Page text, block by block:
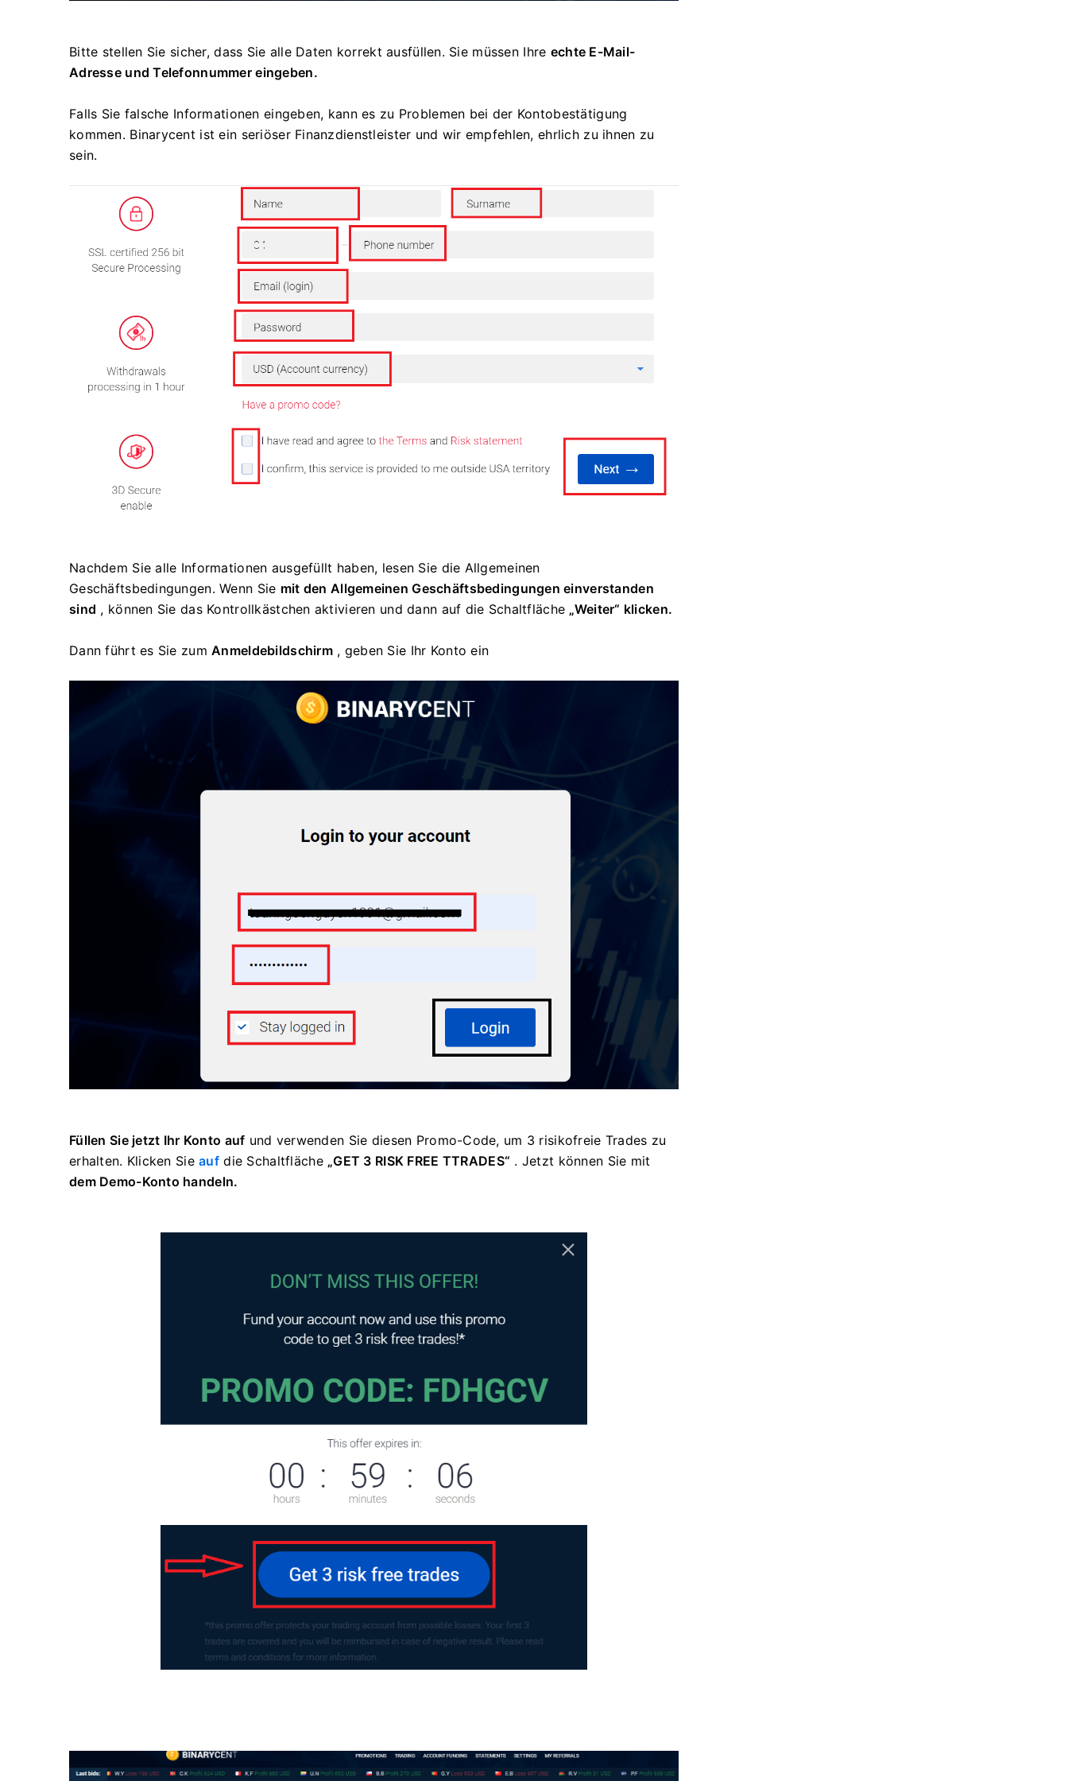
Bitte stellen Sie sicher, dass Sie alle Daten korrekt ausfüllen. Sie müssen Ihre echte E-Mail-
Adresse und Telefonnummer eingeben.
Falls Sie falsche Informationen eingeben, kann es zu Problemen bei der Kontobestätigung
kommen. Binarycent ist ein seriöser Finanzdienstleister und wir empfehlen, ehrlich zu ihnen zu
sein.
Nachdem Sie alle Informationen ausgefüllt haben, lesen Sie die Allgemeinen
Geschäftsbedingungen.Wenn Sie mit den Allgemeinen Geschäftsbedingungen einverstanden
sind , können Sie das Kontrollkästchen aktivieren und dann auf die Schaltfläche „Weiter“ klicken.
Dann führt es Sie zumAnmeldebildschirm, geben Sie Ihr Konto ein
Füllen Sie jetzt Ihr Konto auf und verwenden Sie diesen Promo-Code, um 3 risikofreie Trades zu
erhalten. Klicken Sieauf die Schaltfläche „GET 3 RISK FREE TTRADES“ . Jetzt können Sie mit
dem Demo-Konto handeln.